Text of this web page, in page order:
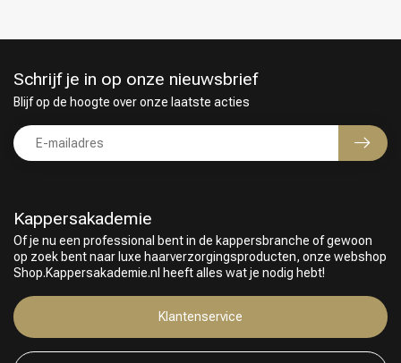
Kappersakademie
Of je nu een professional bent in de kappersbranche of gewoon
op zoek bent naar luxe haarverzorgingsproducten, onze webshop
Shop.Kappersakademie.nl heeft alles wat je nodig hebt!
Klantenservice
Schrijf je in op onze nieuwsbrief
Blijf op de hoogte over onze laatste acties